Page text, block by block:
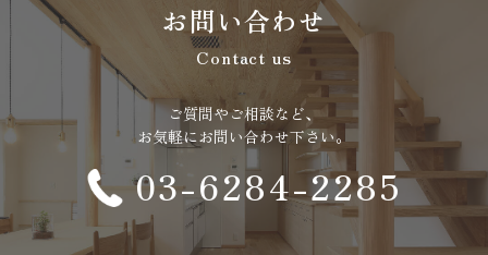
お問い合わせ
Contact us
ご質問やご相談など、
お気軽にお問い合わせ下さい。
03-6284-2285